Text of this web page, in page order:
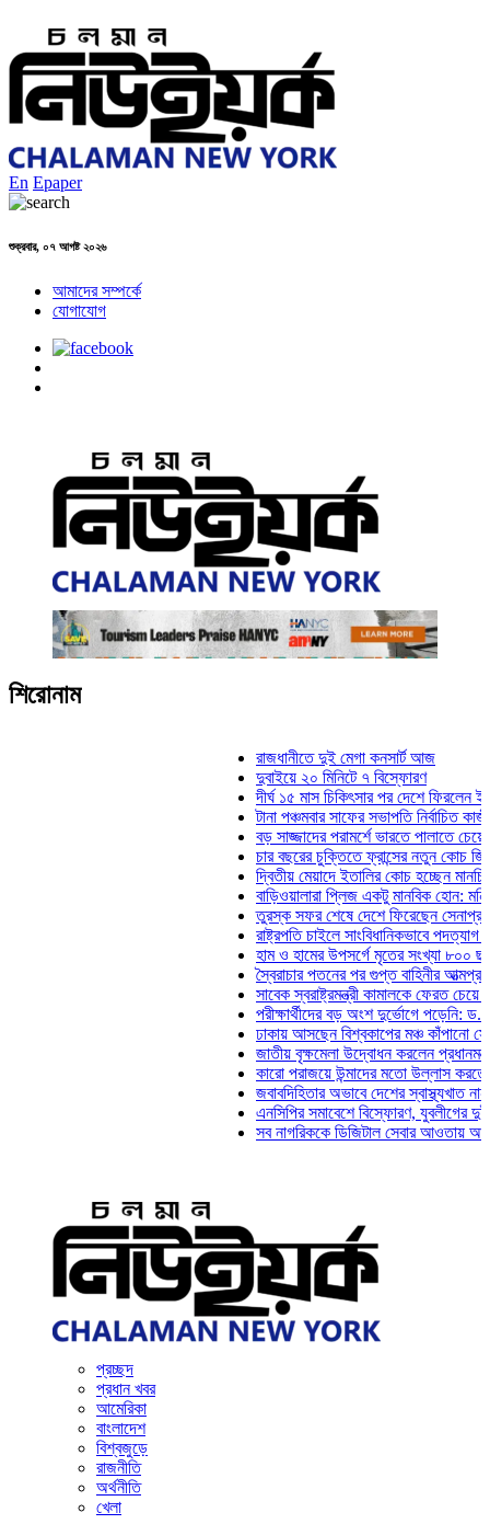
En Epaper
শুক্রবার, ০৭ আগষ্ট ২০২৬
আমাদের সম্পর্কে
যোগাযোগ
শিরোনাম
রাজধানীতে দুই মেগা কনসার্ট আজ
দুবাইয়ে ২০ মিনিটে ৭ বিস্ফোরণ
দীর্ঘ ১৫ মাস চিকিৎসার পর দেশে ফিরলেন ইলিয়াস
টানা পঞ্চমবার সাফের সভাপতি নির্বাচিত কাজী
বড় সাজ্জাদের পরামর্শে ভারতে পালাতে চেয়েছিলেন
চার বছরের চুক্তিতে ফ্রান্সের নতুন কোচ জিদান
দ্বিতীয় মেয়াদে ইতালির কোচ হচ্ছেন মানচিনি
বাড়িওয়ালারা প্লিজ একটু মানবিক হোন: মনিরা মিঠু
তুরস্ক সফর শেষে দেশে ফিরেছেন সেনাপ্রধান
রাষ্ট্রপতি চাইলে সাংবিধানিকভাবে পদত্যাগ করতে
হাম ও হামের উপসর্গে মৃতের সংখ্যা ৮০০ ছাড়াল
স্বৈরাচার পতনের পর গুপ্ত বাহিনীর আত্মপ্রকাশ:
সাবেক স্বরাষ্ট্রমন্ত্রী কামালকে ফেরত চেয়ে দিল্লিকে
পরীক্ষার্থীদের বড় অংশ দুর্ভোগে পড়েনি: ড. মাহ্‌দী
ঢাকায় আসছেন বিশ্বকাপের মঞ্চ কাঁপানো সেই সঞ্জয়
জাতীয় বৃক্ষমেলা উদ্বোধন করলেন প্রধানমন্ত্রী
কারো পরাজয়ে উন্মাদের মতো উল্লাস করতে হয় না:
জবাবদিহিতার অভাবে দেশের স্বাস্থ্যখাত নানা
এনসিপির সমাবেশে বিস্ফোরণ, যুবলীগের দুই
সব নাগরিককে ডিজিটাল সেবার আওতায় আনতে হবে:
প্রচ্ছদ
প্রধান খবর
আমেরিকা
বাংলাদেশ
বিশ্বজুড়ে
রাজনীতি
অর্থনীতি
খেলা